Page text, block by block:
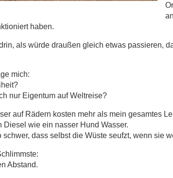
haben.
als würde draußen gleich etwas passieren,
mich:
nur Eigentum auf Weltreise?
auf Rädern kosten mehr als mein gesamtes
Diesel wie ein nasser Hund Wasser.
schwer, dass selbst die Wüste seufzt, wenn sie
Abstand.